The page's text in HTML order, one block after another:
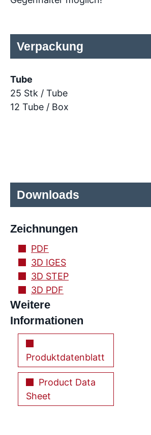
Verpackung
Tube
25 Stk / Tube
12 Tube / Box
Downloads
Zeichnungen
PDF
3D IGES
3D STEP
3D PDF
Weitere
Informationen
Produktdatenblatt
Product Data
Sheet